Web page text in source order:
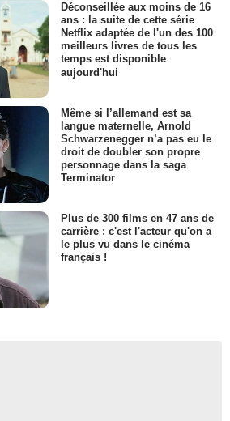
Déconseillée aux moins de 16
ans : la suite de cette série
Netflix adaptée de l'un des 100
meilleurs livres de tous les
temps est disponible
aujourd'hui
Même si l’allemand est sa
langue maternelle, Arnold
Schwarzenegger n’a pas eu le
droit de doubler son propre
personnage dans la saga
Terminator
Plus de 300 films en 47 ans de
carrière : c'est l'acteur qu'on a
le plus vu dans le cinéma
français !